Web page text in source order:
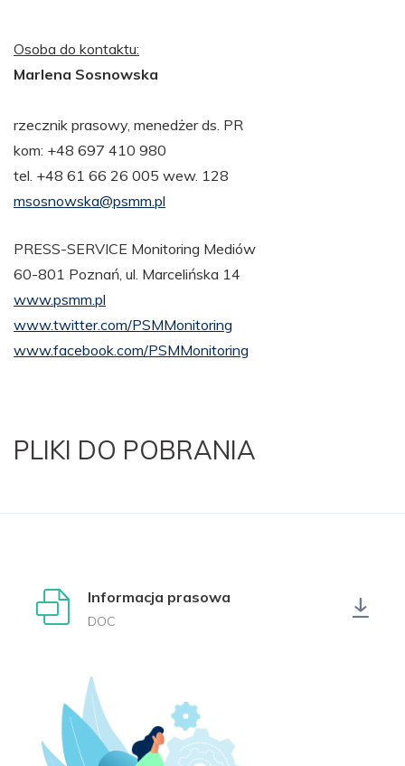
Osoba do kontaktu:
Marlena Sosnowska
rzecznik prasowy, menedżer ds. PR
kom: +48 697 410 980
tel. +48 61 66 26 005 wew. 128
msosnowska@psmm.pl
PRESS-SERVICE Monitoring Mediów
60-801 Poznań, ul. Marcelińska 14
www.psmm.pl
www.twitter.com/PSMMonitoring
www.facebook.com/PSMMonitoring
PLIKI DO POBRANIA
Informacja prasowa
DOC